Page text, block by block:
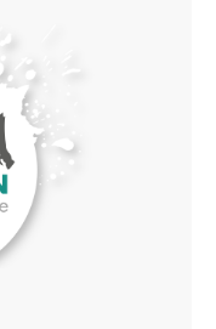
(signposted)
in the heart of La
Provence.